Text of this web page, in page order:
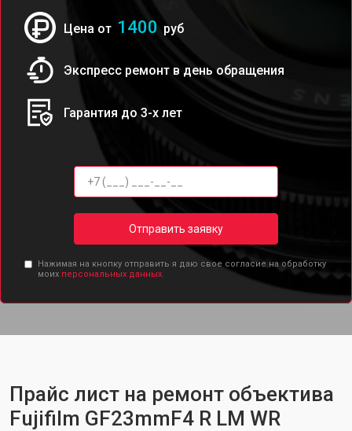
Цена от 1400 руб
Экспресс ремонт в день обращения
Гарантия до 3-х лет
Отправить заявку
Нажимая на кнопку отправить я даю свое согласие на обработку
моих персональных данных.
Прайс лист на ремонт объектива
Fujifilm GF23mmF4 R LM WR